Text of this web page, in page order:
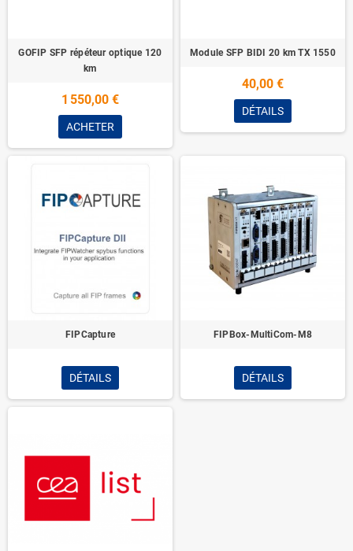
GOFIP SFP répéteur optique 120
km
1 550,00 €
ACHETER
Module SFP BIDI 20 km TX 1550
40,00 €
DÉTAILS
FIPCapture
DÉTAILS
FIPBox-MultiCom-M8
DÉTAILS